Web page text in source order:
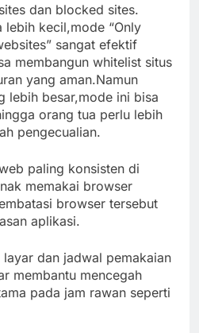
dan blocked sites.
lebih kecil,mode “Only
sangat efektif
membangun whitelist situs
yang aman.Namun
lebih besar,mode ini bisa
orang tua perlu lebih
pengecualian.
paling konsisten di
memakai browser
browser tersebut
aplikasi.
dan jadwal pemakaian
membantu mencegah
pada jam rawan seperti